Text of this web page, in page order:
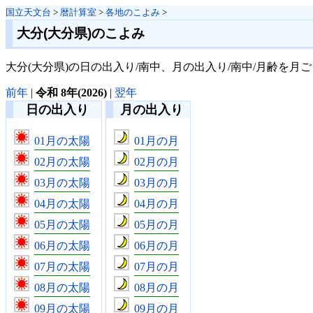
国立天文台 > 暦計算室 > 各地のこよみ >
大分(大分県)のこよみ
大分(大分県)の日の出入り/南中、月の出入り/南中/月齢を月ご
前年 | 令和 8年(2026) | 翌年
日の出入り
01月の太陽
02月の太陽
03月の太陽
04月の太陽
05月の太陽
06月の太陽
07月の太陽
08月の太陽
09月の太陽
月の出入り
01月の月
02月の月
03月の月
04月の月
05月の月
06月の月
07月の月
08月の月
09月の月